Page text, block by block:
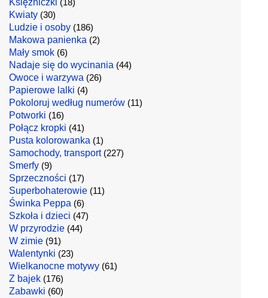
Księżniczki (18)
Kwiaty (30)
Ludzie i osoby (186)
Makowa panienka (2)
Mały smok (6)
Nadaje się do wycinania (44)
Owoce i warzywa (26)
Papierowe lalki (4)
Pokoloruj według numerów (11)
Potworki (16)
Połącz kropki (41)
Pusta kolorowanka (1)
Samochody, transport(227)
Smerfy (9)
Sprzeczności (17)
Superbohaterowie (11)
Świnka Peppa (6)
Szkoła i dzieci (47)
W przyrodzie (44)
W zimie (91)
Walentynki (23)
Wielkanocne motywy (61)
Z bajek (176)
Zabawki (60)